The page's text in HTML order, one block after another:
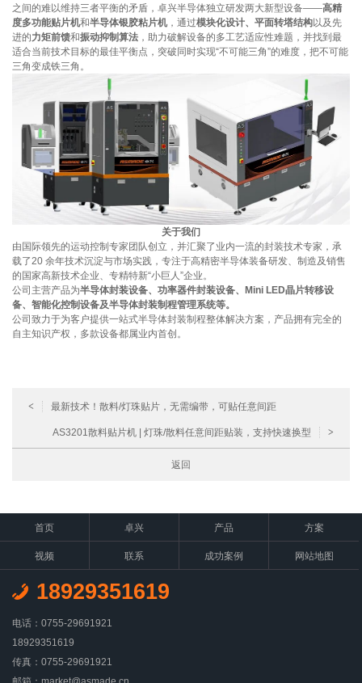
之间的难以维持三者平衡的矛盾，卓兴半导体独立研发两大新型设备——高精
度多功能贴片机和半导体银胶粘片机 ，通过模块化设计、平面转塔结构以及先
进的力矩前馈和振动抑制算法 ，助力破解设备的多工艺适应性难题，并找到最
适合当前技术目标的最佳平衡点，突破同时实现“不可能三角”的难度，把不可能
三角变成铁三角。
关于我们
由国际领先的运动控制专家团队创立，并汇聚了业内一流的封装技术专家，承
载了20 余年技术沉淀与市场实践，专注于高精密半导体装备研发、制造及销售
的国家高新技术企业、专精特新“小巨人”企业。
公司主营产品为半导体封装设备、功率器件封装设备、Mini LED晶片转移设
备、智能化控制设备及半导体封装制程管理系统等。
公司致力于为客户提供一站式半导体封装制程整体解决方案，产品拥有完全的
自主知识产权，多款设备都属业内首创。
< 最新技术！散料/灯珠贴片，无需编带，可贴任意间距
AS3201散料贴片机 | 灯珠/散料任意间距贴装，支持快速换型 >
返回
首页 卓兴 产品 方案
视频 联系 成功案例 网站地图
18929351619
电话：0755-29691921
18929351619
传真：0755-29691921